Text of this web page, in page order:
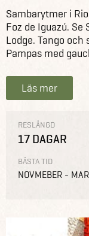
Sambarytmer i
Foz de Iguazú. Se
Lodge. Tango
Pampas med
Läs mer
RESLÄNGD
17 DAGAR
BÄSTA TID
NOVMEBER -